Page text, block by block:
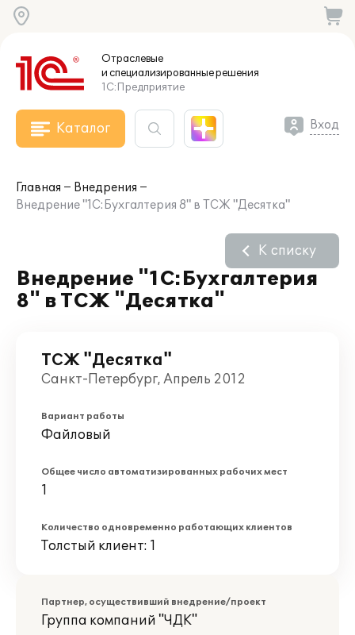
Отраслевые
и специализированныерешения
1С:Предприятие
Каталог Вход
Главная
Внедрения
Внедрение "1С:Бухгалтерия 8" в ТСЖ "Десятка"
Внедрение "1С:Бухгалтерия
8" в ТСЖ "Десятка"
К списку
ТСЖ "Десятка"
Санкт-Петербург, Апрель 2012
Вариант работы
Файловый
Общее число автоматизированных рабочих мест
1
Количество одновременно работающих клиентов
Толстый клиент: 1
Партнер, осуществивший внедрение/проект
Группа компаний "ЧДК"